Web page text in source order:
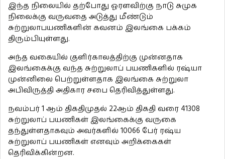
இந்த நிலையில் தற்போது ஓரளவிற்கு நாடு சுமுக
நிலைக்கு வருவதை அடுத்து மீண்டும்
சுற்றுலாபயணிகளின் கவனம் இலங்கை பக்கம்
திரும்பியுள்ளது.
அந்த வகையில் குளிர்காலத்திற்கு முன்னதாக
இலங்கைக்கு வந்த சுற்றுலாப் பயணிகளில் ரஷ்யா
முன்னிலை பெற்றுள்ளதாக இலங்கை சுற்றுலா
அபிவிருத்தி அதிகார சபை தெரிவித்துள்ளது.
நவம்பர் 1 ஆம் திகதிமுதல் 22ஆம் திகதி வரை 41308
சுற்றுலாப் பயணிகள் இலங்கைக்கு வருகை
தந்துள்ளதாகவும் அவர்களில் 10066 பேர் ரஷ்ய
சுற்றுலாப் பயணிகள் எனவும் அறிக்கைகள்
தெரிவிக்கின்றன.